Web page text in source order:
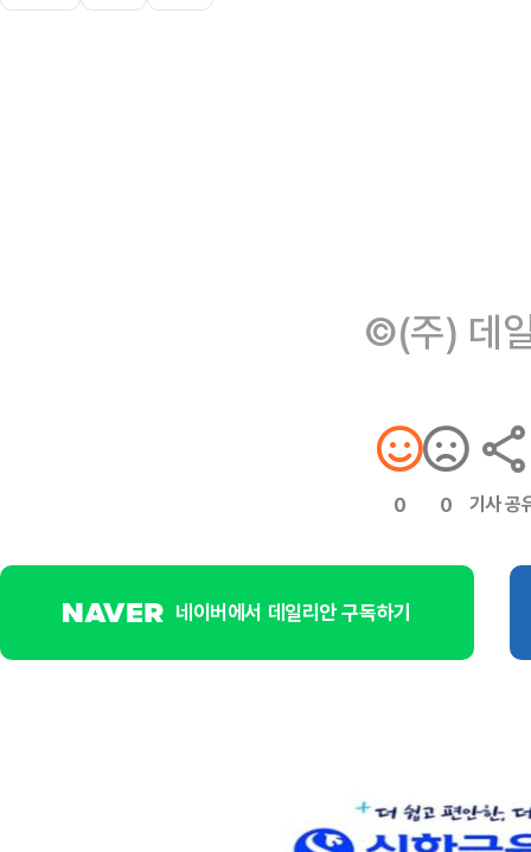
©(주) 데
0 0 기사 공
네이버에서 데일리안 구독하기